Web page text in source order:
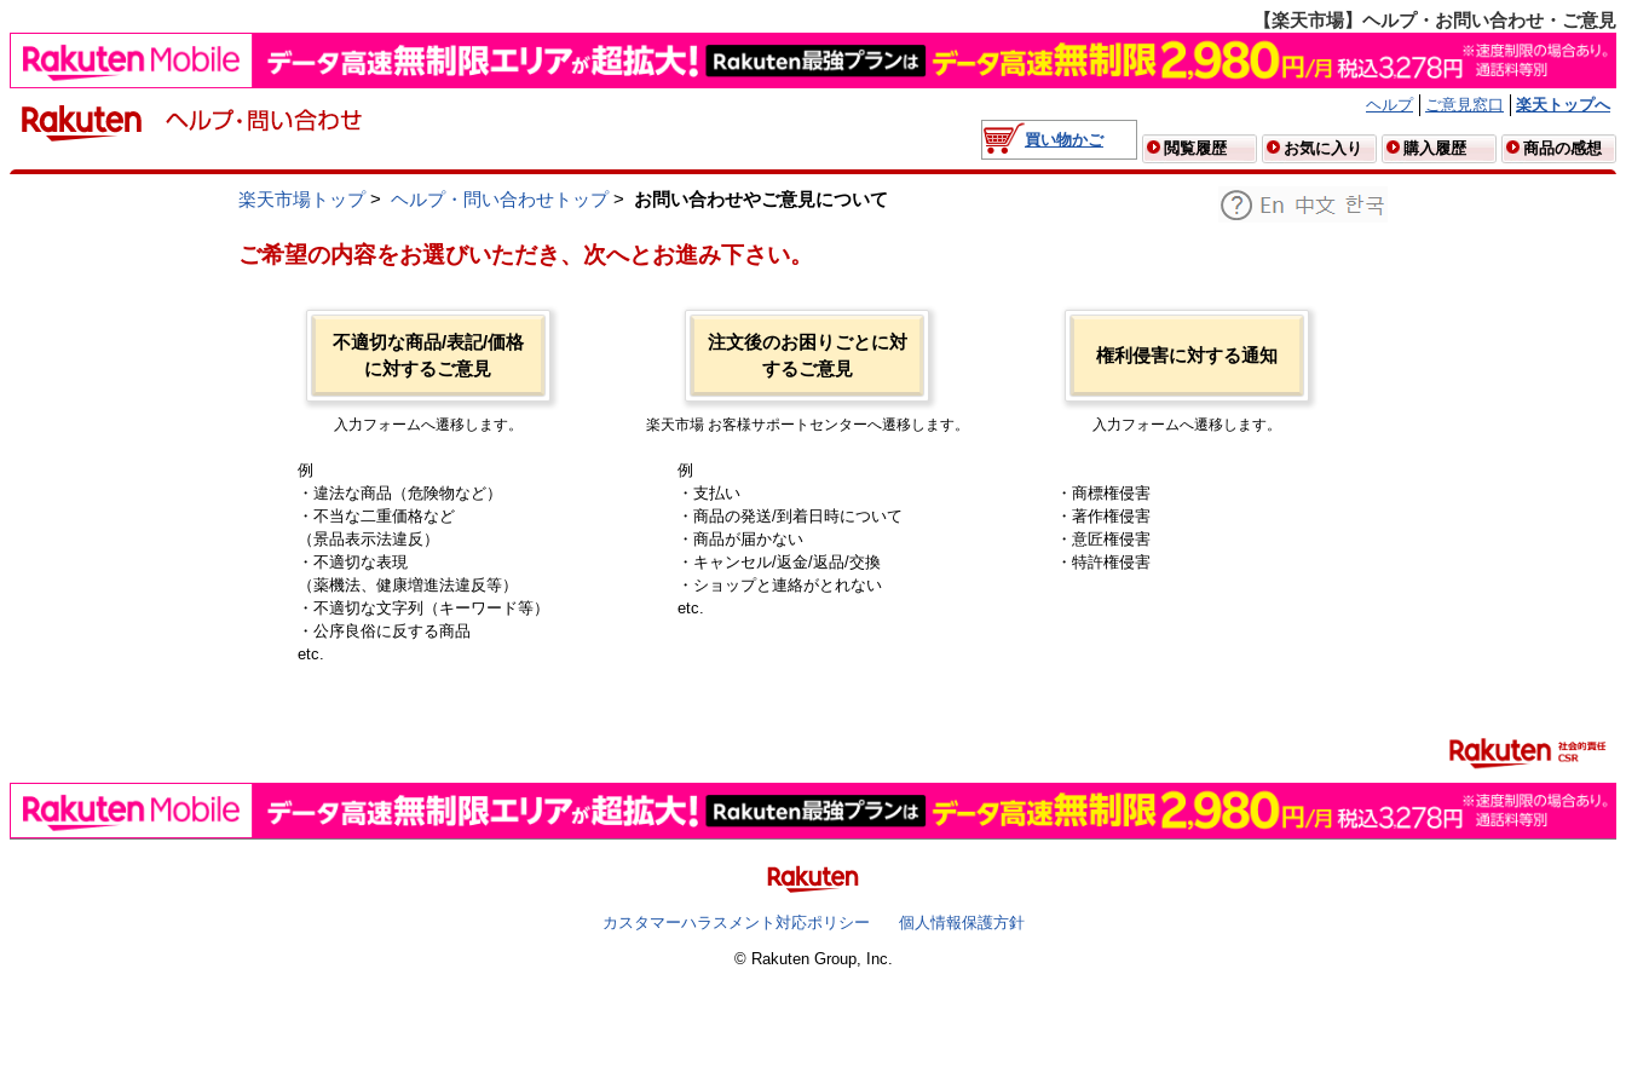
【楽天市場】ヘルプ・お問い合わせ・ご意見
ヘルプ ご意見窓口
楽天トップへ
買い物かご
閲覧履歴 お気に入り 購入履歴 商品の感想
楽天市場トップ> ヘルプ・問い合わせトップ> お問い合わせやご意見について
ご希望の内容をお選びいただき、次へとお進み下さい。
不適切な商品/表記/価格
に対するご意見
入力フォームへ遷移します。
例
・違法な商品（危険物など）
・不当な二重価格など
（景品表示法違反）
・不適切な表現
（薬機法、健康増進法違反等）
・不適切な文字列（キーワード等）
・公序良俗に反する商品
etc.
注文後のお困りごとに対
するご意見
楽天市場 お客様サポートセンターへ遷移します。
例
・支払い
・商品の発送/到着日時について
・商品が届かない
・キャンセル/返金/返品/交換
・ショップと連絡がとれない
etc.
権利侵害に対する通知
入力フォームへ遷移します。
・商標権侵害
・著作権侵害
・意匠権侵害
・特許権侵害
カスタマーハラスメント対応ポリシー
個人情報保護方針
© Rakuten Group, Inc.